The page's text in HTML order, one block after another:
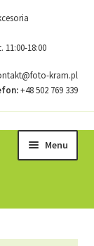
18:00
kram.pl
+48 502 769 339
Menu